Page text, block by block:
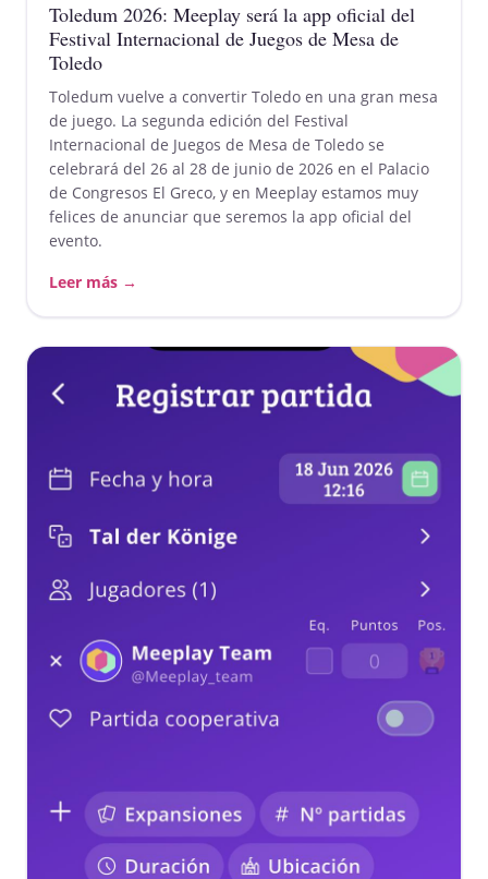
Toledum 2026: Meeplay será la app oficial del
Festival Internacional de Juegos de Mesa de
Toledo
Toledum vuelve a convertir Toledo en una gran mesa
de juego. La segunda edición del Festival
Internacional de Juegos de Mesa de Toledo se
celebrará del 26 al 28 de junio de 2026 en el Palacio
de Congresos El Greco, y en Meeplay estamos muy
felices de anunciar que seremos la app oficial del
evento.
Leer más →